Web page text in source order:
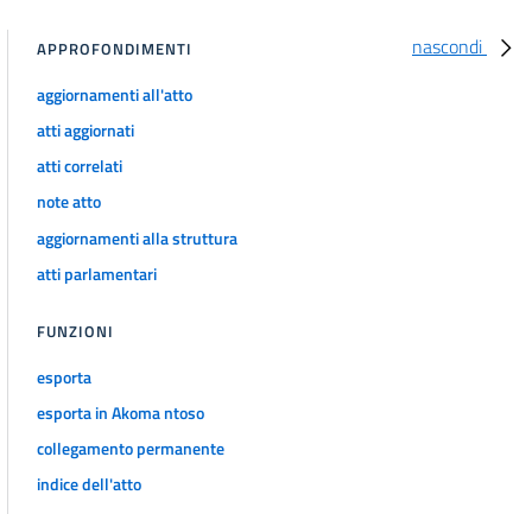
art. 110
art. 111
art. 112
art. 113
art. 115
Rito in materia di accesso ai documenti amministrativi
Tutela contro l'inerzia della pubblica amministrazione
nascondi
APPROFONDIMENTI
aggiornamenti all'atto
atti aggiornati
atti correlati
note atto
aggiornamenti alla struttura
atti parlamentari
FUNZIONI
esporta
esporta in Akoma ntoso
collegamento permanente
indice dell'atto